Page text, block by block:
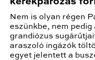
Nem is olyan régen
eszünkbe, nem
grandiózus
araszoló ingázók
egyet jelentett a